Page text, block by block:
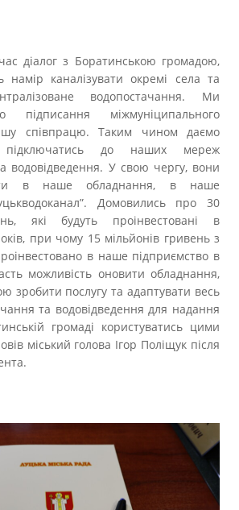
діалог з Боратинською громадою,
каналізувати окремі села та
водопостачання. Ми
підписання міжмуніципального
співпрацю. Таким чином даємо
підключатись до наших мереж
водовідведення. У свою чергу, вони
в наше обладнання, в наше
Домовились про 30
які будуть проінвестовані в
при чому 15 мільйонів гривень з
в наше підприємство в
можливість оновити обладнання,
зробити послугу та адаптувати весь
та водовідведення для надання
громаді користуватись цими
міський голова Ігор Поліщук після